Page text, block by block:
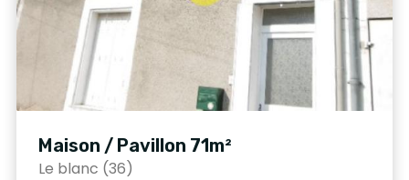
Maison / Pavillon 71m²
Le blanc (36)